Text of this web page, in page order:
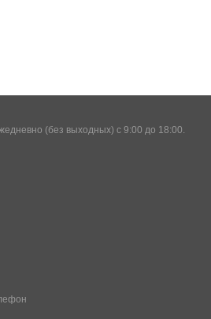
(без выходных) с 9:00 до 18:00.